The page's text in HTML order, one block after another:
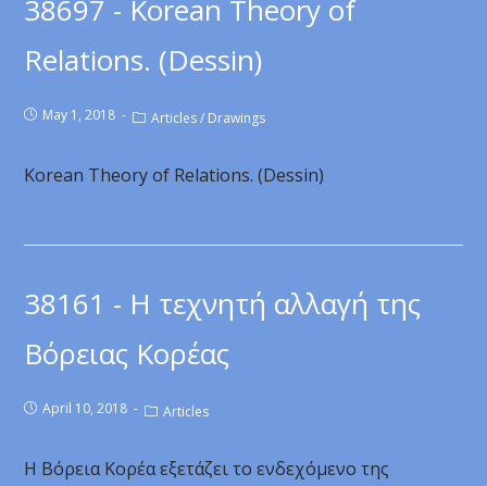
38697 - Korean Theory of
Relations. (Dessin)
May 1, 2018 Articles / Drawings
Korean Theory of Relations. (Dessin)
38161 - Η τεχνητή αλλαγή της
Βόρειας Κορέας
April 10, 2018 Articles
Η Βόρεια Κορέα εξετάζει το ενδεχόμενο της